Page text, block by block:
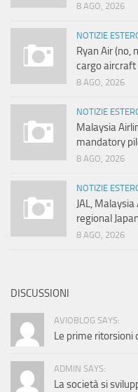
8 AGO, 2026
NOTIZIE
Ryan Air (no,
cargo aircraft
8 AGO, 2026
NOTIZIE
Malaysia
mandatory
8 AGO, 2026
NOTIZIE
JAL,
regional
8 AGO, 2026
DISCUSSIONI
AVIOBLOG SAYS:
Le prime ritorsioni
ADMIN SAYS:
La società si